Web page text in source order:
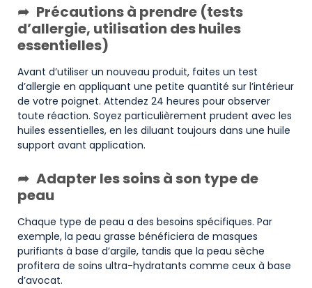
Précautions à prendre (tests
d’allergie, utilisation des huiles
essentielles)
Avant d’utiliser un nouveau produit, faites un test
d’allergie en appliquant une petite quantité sur l’intérieur
de votre poignet. Attendez 24 heures pour observer
toute réaction. Soyez particulièrement prudent avec les
huiles essentielles, en les diluant toujours dans une huile
support avant application.
Adapter les soins à son type de
peau
Chaque type de peau a des besoins spécifiques. Par
exemple, la peau grasse bénéficiera de masques
purifiants à base d’argile, tandis que la peau sèche
profitera de soins ultra-hydratants comme ceux à base
d’avocat.